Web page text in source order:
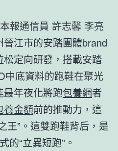
報通信員 許志馨 李亮
江市的安踏團體brand
定向研發，搭載安踏
中底資料的跑鞋在聚光
最年夜化將跑包養網者
養金額前的推動力，這
王”。這雙跑鞋背后，是
的“立異短跑”。